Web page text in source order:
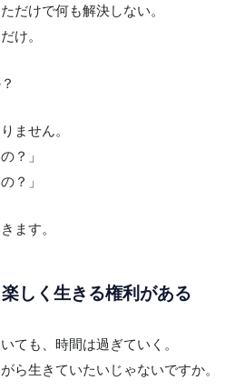
だけで何も解決しない。
け。
ません。
？」
？」
ます。
しく生きる権利がある
ても、時間は過ぎていく。
ら生きていたいじゃないですか。